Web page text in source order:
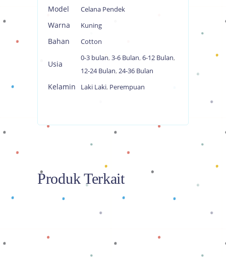
Model Celana Pendek
Warna Kuning
Bahan Cotton
Usia
0-3 bulan, 3-6 Bulan, 6-12 Bulan,
12-24 Bulan, 24-36 Bulan
Kelamin Laki Laki, Perempuan
Produk Terkait